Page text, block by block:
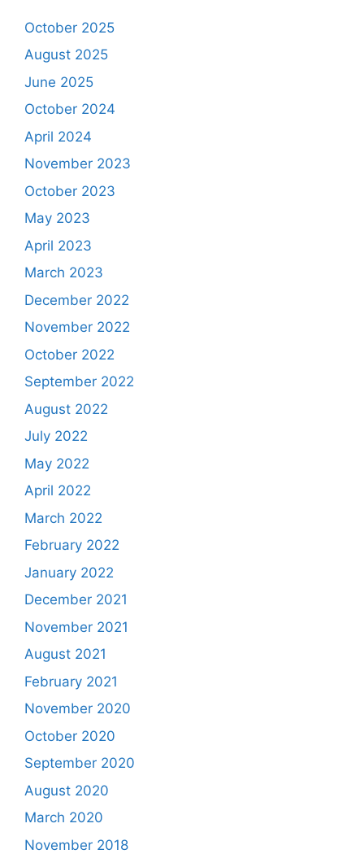
October 2025
August 2025
June 2025
October 2024
April 2024
November 2023
October 2023
May 2023
April 2023
March 2023
December 2022
November 2022
October 2022
September 2022
August 2022
July 2022
May 2022
April 2022
March 2022
February 2022
January 2022
December 2021
November 2021
August 2021
February 2021
November 2020
October 2020
September 2020
August 2020
March 2020
November 2018